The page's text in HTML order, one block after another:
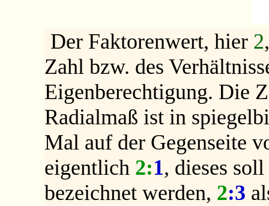
Der Faktorenwert, hier 2
Zahl bzw. des
Eigenberechtigung. Die
Radialmaß ist in
Mal auf der Gegenseite
eigentlich 2:1, dieses
bezeichnet werden, 2:3